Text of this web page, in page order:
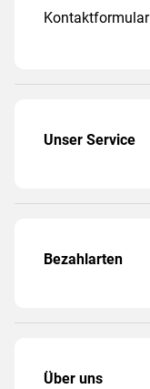
Kontaktformular
Unser Service
Bezahlarten
Über uns